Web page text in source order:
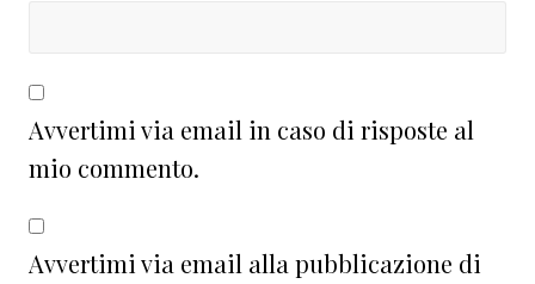
Avvertimi via email in caso di risposte al
mio commento.
Avvertimi via email alla pubblicazione di